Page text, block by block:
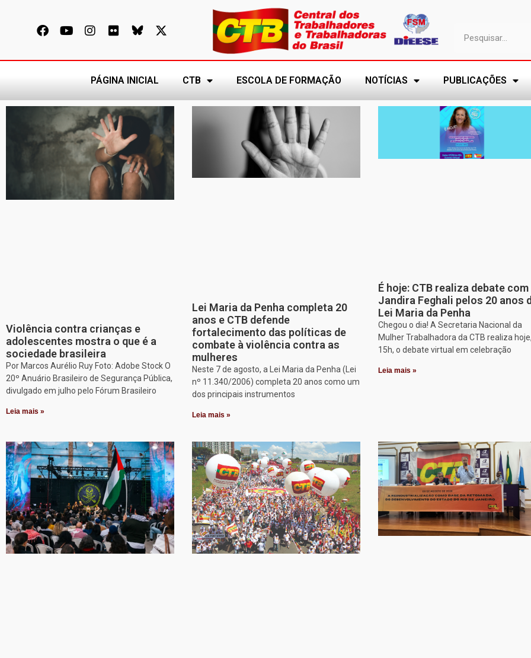
PÁGINA INICIAL CTB ESCOLA DE FORMAÇÃO NOTÍCIAS PUBLICAÇÕES
Violência contra crianças e
adolescentes mostra o que é a
sociedade brasileira
Por Marcos Aurélio Ruy Foto: Adobe Stock O
20º Anuário Brasileiro de Segurança Pública,
divulgado em julho pelo Fórum Brasileiro
Leia mais »
Lei Maria da Penha completa 20
anos e CTB defende
fortalecimento das políticas de
combate à violência contra as
mulheres
Neste 7 de agosto, a Lei Maria da Penha (Lei
nº 11.340/2006) completa 20 anos como um
dos principais instrumentos
Leia mais »
É hoje: CTB realiza debate com
Jandira Feghali pelos 20 anos
Lei Maria da Penha
Chegou o dia! A Secretaria Nacional da
Mulher Trabalhadora da CTB realiza
15h, o debate virtual em celebração
Leia mais »